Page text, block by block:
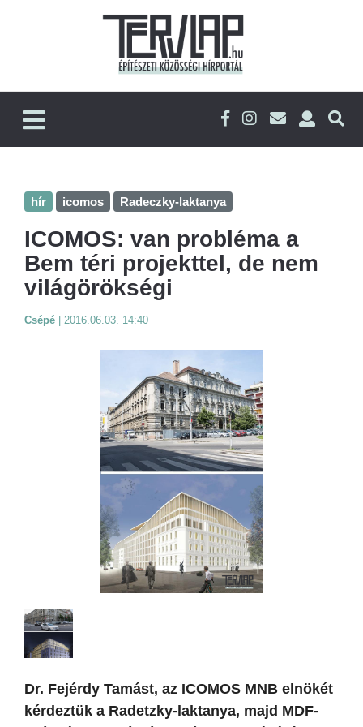
hír icomos Radeczky-laktanya
ICOMOS: van probléma a
Bem téri projekttel, de nem
világörökségi
Csépé 2016.06.03. 14:40
Dr. Fejérdy Tamást, az ICOMOS MNB elnökét
kérdeztük a Radetzky-laktanya, majd MDF-